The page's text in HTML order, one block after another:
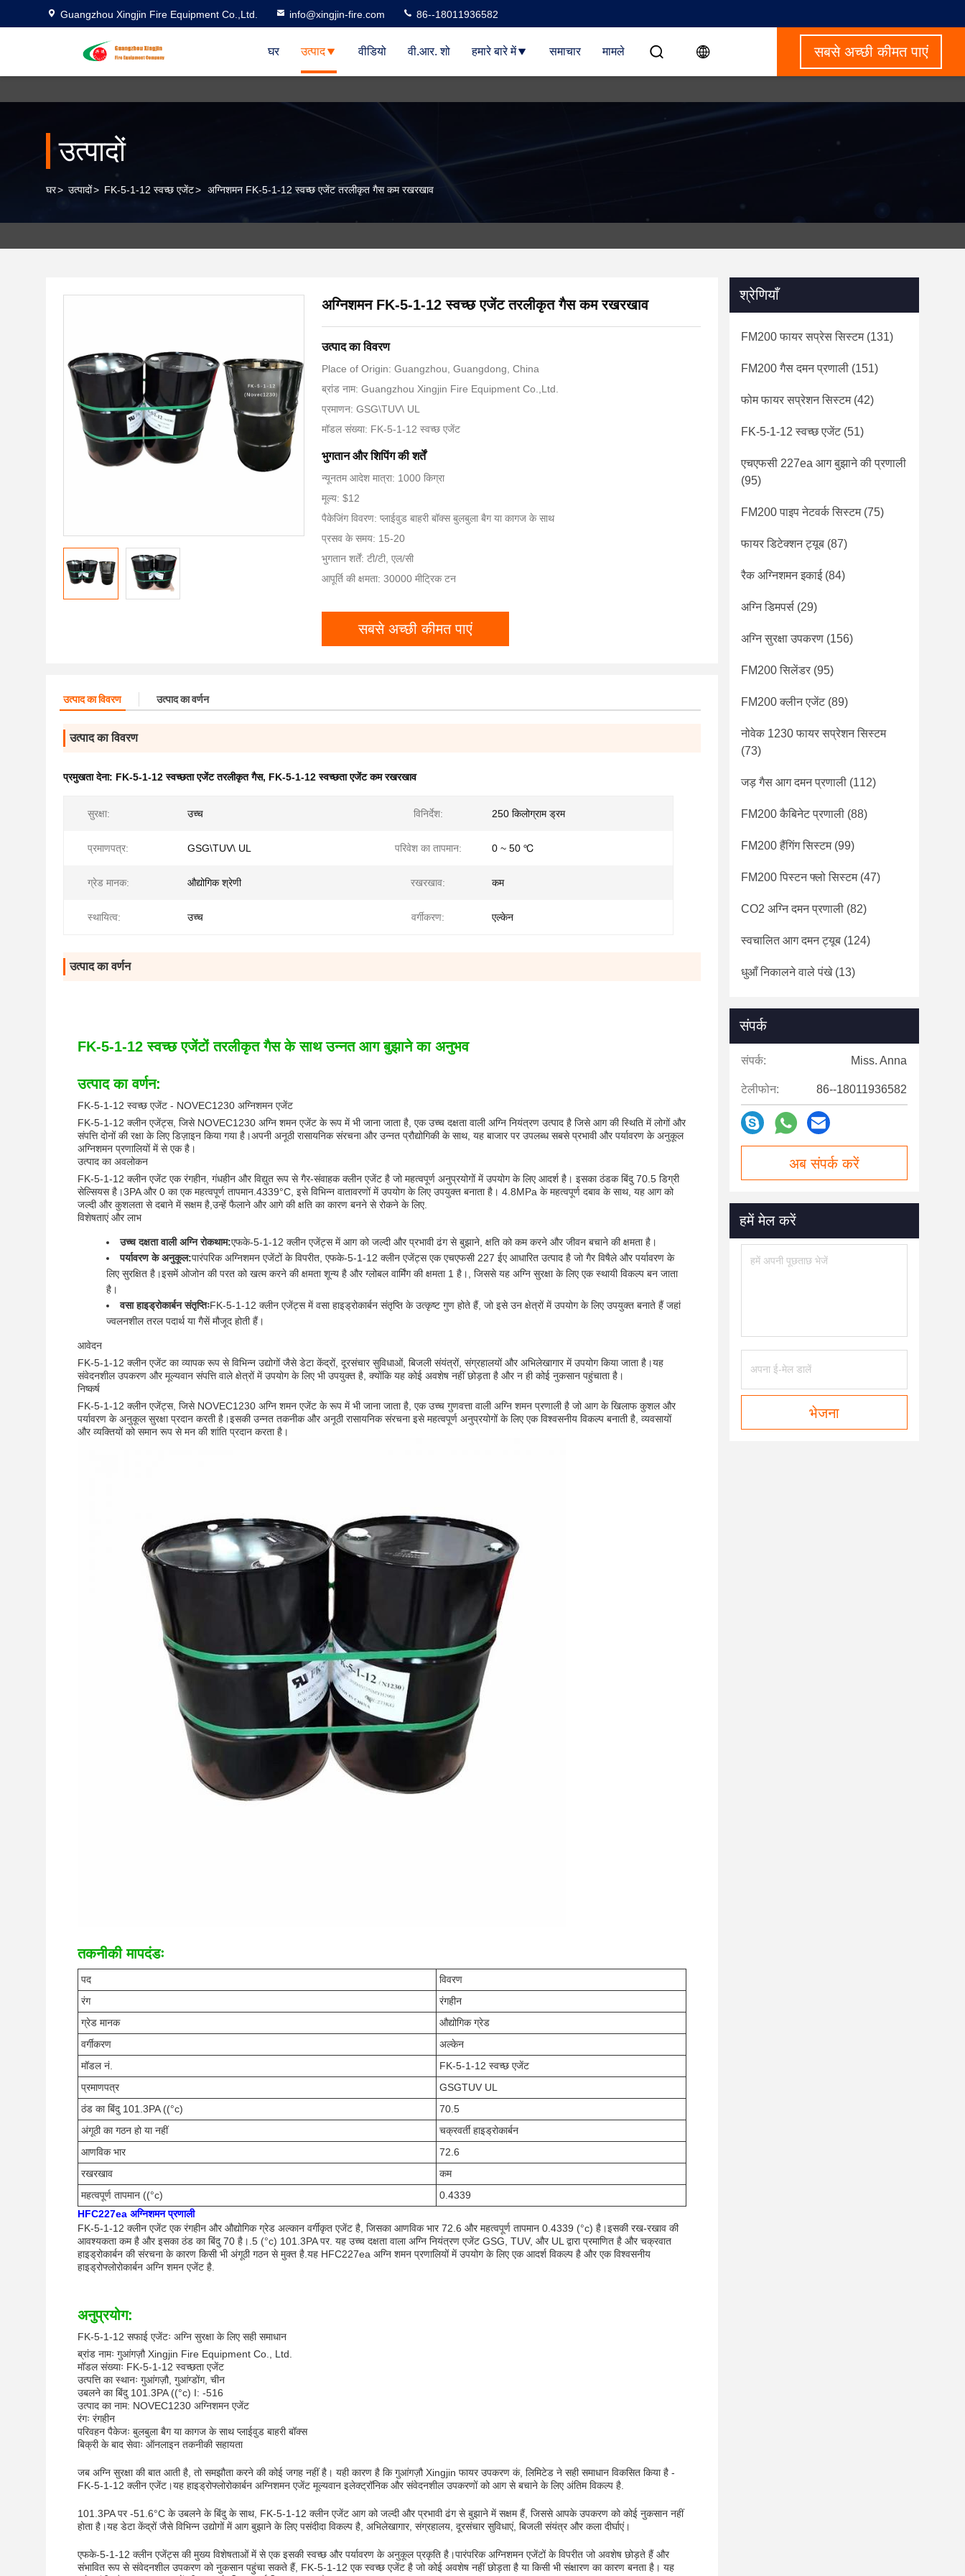
Guangzhou Xingjin Fire Equipment Co.,Ltd. info@xingjin-fire.com 86--18011936582
घर उत्पाद वीडियो वी.आर. शो हमारे बारे में समाचार मामले सबसे अच्छी कीमत पाएं
उत्पादों
घर> उत्पादों> FK-5-1-12 स्वच्छ एजेंट> अग्निशमन FK-5-1-12 स्वच्छ एजेंट तरलीकृत गैस कम रखरखाव
अग्निशमन FK-5-1-12 स्वच्छ एजेंट तरलीकृत गैस कम रखरखाव
उत्पाद का विवरण
Place of Origin: Guangzhou, Guangdong, China
ब्रांड नाम: Guangzhou Xingjin Fire Equipment Co.,Ltd.
प्रमाणन: GSG\TUV\ UL
मॉडल संख्या: FK-5-1-12 स्वच्छ एजेंट
भुगतान और शिपिंग की शर्तें
न्यूनतम आदेश मात्रा: 1000 किग्रा
मूल्य: $12
पैकेजिंग विवरण: प्लाईवुड बाहरी बॉक्स बुलबुला बैग या कागज के साथ
प्रसव के समय: 15-20
भुगतान शर्तें: टी/टी, एल/सी
आपूर्ति की क्षमता: 30000 मीट्रिक टन
सबसे अच्छी कीमत पाएं
उत्पाद का विवरण उत्पाद का वर्णन
उत्पाद का विवरण
प्रमुखता देना: FK-5-1-12 स्वच्छता एजेंट तरलीकृत गैस, FK-5-1-12 स्वच्छता एजेंट कम रखरखाव
सुरक्षा: उच्च विनिर्देश: 250 किलोग्राम ड्रम
प्रमाणपत्र: GSG\TUV\ UL परिवेश का तापमान: 0 ~ 50 ℃
ग्रेड मानक: औद्योगिक श्रेणी रखरखाव: कम
स्थायित्व: उच्च वर्गीकरण: एल्केन
उत्पाद का वर्णन
FK-5-1-12 स्वच्छ एजेंटों तरलीकृत गैस के साथ उन्नत आग बुझाने का अनुभव
उत्पाद का वर्णन:
FK-5-1-12 स्वच्छ एजेंट - NOVEC1230 अग्निशमन एजेंट
FK-5-1-12 क्लीन एजेंट्स, जिसे NOVEC1230 अग्नि शमन एजेंट के रूप में भी जाना जाता है, एक उच्च दक्षता वाली अग्नि नियंत्रण उत्पाद है जिसे आग की स्थिति में लोगों और
संपत्ति दोनों की रक्षा के लिए डिज़ाइन किया गया है।अपनी अनूठी रासायनिक संरचना और उन्नत प्रौद्योगिकी के साथ, यह बाजार पर उपलब्ध सबसे प्रभावी और पर्यावरण के अनुकूल
अग्निशमन प्रणालियों में से एक है।
उत्पाद का अवलोकन
FK-5-1-12 क्लीन एजेंट एक रंगहीन, गंधहीन और विद्युत रूप से गैर-संवाहक क्लीन एजेंट है जो महत्वपूर्ण अनुप्रयोगों में उपयोग के लिए आदर्श है। इसका ठंडक बिंदु 70.5 डिग्री
सेल्सियस है।3PA और 0 का एक महत्वपूर्ण तापमान.4339°C, इसे विभिन्न वातावरणों में उपयोग के लिए उपयुक्त बनाता है। 4.8MPa के महत्वपूर्ण दबाव के साथ, यह आग को
जल्दी और कुशलता से दबाने में सक्षम है,उन्हें फैलाने और आगे की क्षति का कारण बनने से रोकने के लिए.
विशेषताएं और लाभ
उच्च दक्षता वाली अग्नि रोकथाम:एफके-5-1-12 क्लीन एजेंट्स में आग को जल्दी और प्रभावी ढंग से बुझाने, क्षति को कम करने और जीवन बचाने की क्षमता है।
पर्यावरण के अनुकूल:पारंपरिक अग्निशमन एजेंटों के विपरीत, एफके-5-1-12 क्लीन एजेंट्स एक एचएफसी 227 ईए आधारित उत्पाद है जो गैर विषैले और पर्यावरण के
लिए सुरक्षित है।इसमें ओजोन की परत को खत्म करने की क्षमता शून्य है और ग्लोबल वार्मिंग की क्षमता 1 है।, जिससे यह अग्नि सुरक्षा के लिए एक स्थायी विकल्प बन जाता
है।
वसा हाइड्रोकार्बन संतृप्तिःFK-5-1-12 क्लीन एजेंट्स में वसा हाइड्रोकार्बन संतृप्ति के उत्कृष्ट गुण होते हैं, जो इसे उन क्षेत्रों में उपयोग के लिए उपयुक्त बनाते हैं जहां
ज्वलनशील तरल पदार्थ या गैसें मौजूद होती हैं।
आवेदन
FK-5-1-12 क्लीन एजेंट का व्यापक रूप से विभिन्न उद्योगों जैसे डेटा केंद्रों, दूरसंचार सुविधाओं, बिजली संयंत्रों, संग्रहालयों और अभिलेखागार में उपयोग किया जाता है।यह
संवेदनशील उपकरण और मूल्यवान संपत्ति वाले क्षेत्रों में उपयोग के लिए भी उपयुक्त है, क्योंकि यह कोई अवशेष नहीं छोड़ता है और न ही कोई नुकसान पहुंचाता है।
निष्कर्ष
FK-5-1-12 क्लीन एजेंट्स, जिसे NOVEC1230 अग्नि शमन एजेंट के रूप में भी जाना जाता है, एक उच्च गुणवत्ता वाली अग्नि शमन प्रणाली है जो आग के खिलाफ कुशल और
पर्यावरण के अनुकूल सुरक्षा प्रदान करती है।इसकी उन्नत तकनीक और अनूठी रासायनिक संरचना इसे महत्वपूर्ण अनुप्रयोगों के लिए एक विश्वसनीय विकल्प बनाती है, व्यवसायों
और व्यक्तियों को समान रूप से मन की शांति प्रदान करता है।
तकनीकी मापदंडः
पद
विवरण
रंग
रंगहीन
ग्रेड मानक
औद्योगिक ग्रेड
वर्गीकरण
अल्केन
मॉडल नं.
FK-5-1-12 स्वच्छ एजेंट
प्रमाणपत्र
GSGTUV UL
ठंड का बिंदु 101.3PA ((°c)
70.5
अंगूठी का गठन हो या नहीं
चक्रवर्ती हाइड्रोकार्बन
आणविक भार
72.6
रखरखाव
कम
महत्वपूर्ण तापमान ((°c)
0.4339
HFC227ea अग्निशमन प्रणाली
FK-5-1-12 क्लीन एजेंट एक रंगहीन और औद्योगिक ग्रेड अल्कान वर्गीकृत एजेंट है, जिसका आणविक भार 72.6 और महत्वपूर्ण तापमान 0.4339 (°c) है।इसकी रख-रखाव की
आवश्यकता कम है और इसका ठंड का बिंदु 70 है।.5 (°c) 101.3PA पर. यह उच्च दक्षता वाला अग्नि नियंत्रण एजेंट GSG, TUV, और UL द्वारा प्रमाणित है और चक्रवात
हाइड्रोकार्बन की संरचना के कारण किसी भी अंगूठी गठन से मुक्त है.यह HFC227ea अग्नि शमन प्रणालियों में उपयोग के लिए एक आदर्श विकल्प है और एक विश्वसनीय
हाइड्रोफ्लोरोकार्बन अग्नि शमन एजेंट है.
अनुप्रयोग:
FK-5-1-12 सफाई एजेंटः अग्नि सुरक्षा के लिए सही समाधान
ब्रांड नामः गुआंगज़ौ Xingjin Fire Equipment Co., Ltd.
मॉडल संख्याः FK-5-1-12 स्वच्छता एजेंट
उत्पत्ति का स्थानः गुआंगज़ौ, गुआंग्डोंग, चीन
उबलने का बिंदु 101.3PA ((°c) I: -516
उत्पाद का नाम: NOVEC1230 अग्निशमन एजेंट
रंगः रंगहीन
परिवहन पैकेजः बुलबुला बैग या कागज के साथ प्लाईवुड बाहरी बॉक्स
बिक्री के बाद सेवाः ऑनलाइन तकनीकी सहायता
जब अग्नि सुरक्षा की बात आती है, तो समझौता करने की कोई जगह नहीं है। यही कारण है कि गुआंगज़ौ Xingjin फायर उपकरण कं, लिमिटेड ने सही समाधान विकसित किया है -
FK-5-1-12 क्लीन एजेंट।यह हाइड्रोफ्लोरोकार्बन अग्निशमन एजेंट मूल्यवान इलेक्ट्रॉनिक और संवेदनशील उपकरणों को आग से बचाने के लिए अंतिम विकल्प है.
101.3PA पर -51.6°C के उबलने के बिंदु के साथ, FK-5-1-12 क्लीन एजेंट आग को जल्दी और प्रभावी ढंग से बुझाने में सक्षम हैं, जिससे आपके उपकरण को कोई नुकसान नहीं
होता है।यह डेटा केंद्रों जैसे विभिन्न उद्योगों में आग बुझाने के लिए पसंदीदा विकल्प है, अभिलेखागार, संग्रहालय, दूरसंचार सुविधाएं, बिजली संयंत्र और कला दीर्घाएं।
एफके-5-1-12 क्लीन एजेंट्स की मुख्य विशेषताओं में से एक इसकी स्वच्छ और पर्यावरण के अनुकूल प्रकृति है।पारंपरिक अग्निशमन एजेंटों के विपरीत जो अवशेष छोड़ते हैं और
संभावित रूप से संवेदनशील उपकरण को नुकसान पहुंचा सकते हैं, FK-5-1-12 एक स्वच्छ एजेंट है जो कोई अवशेष नहीं छोड़ता है या किसी भी संक्षारण का कारण बनता है। यह
श्रेणियाँ
FM200 फायर सप्रेस सिस्टम(131)
FM200 गैस दमन प्रणाली (151)
फोम फायर सप्रेशन सिस्टम(42)
FK-5-1-12 स्वच्छ एजेंट(51)
एचएफसी 227ea आग बुझाने की प्रणाली
(95)
FM200 पाइप नेटवर्क सिस्टम(75)
फायर डिटेक्शन ट्यूब (87)
रैक अग्निशमन इकाई(84)
अग्नि डिमपर्स (29)
अग्नि सुरक्षा उपकरण (156)
FM200 सिलेंडर (95)
FM200 क्लीन एजेंट(89)
नोवेक 1230 फायर सप्रेशन सिस्टम
(73)
जड़ गैस आग दमन प्रणाली (112)
FM200 कैबिनेट प्रणाली (88)
FM200 हैंगिंग सिस्टम(99)
FM200 पिस्टन फ्लो सिस्टम(47)
CO2 अग्नि दमन प्रणाली (82)
स्वचालित आग दमन ट्यूब (124)
धुआँ निकालने वाले पंखे(13)
संपर्क
संपर्क: Miss. Anna
टेलीफोन: 86--18011936582
अब संपर्क करें
हमें मेल करें
भेजना